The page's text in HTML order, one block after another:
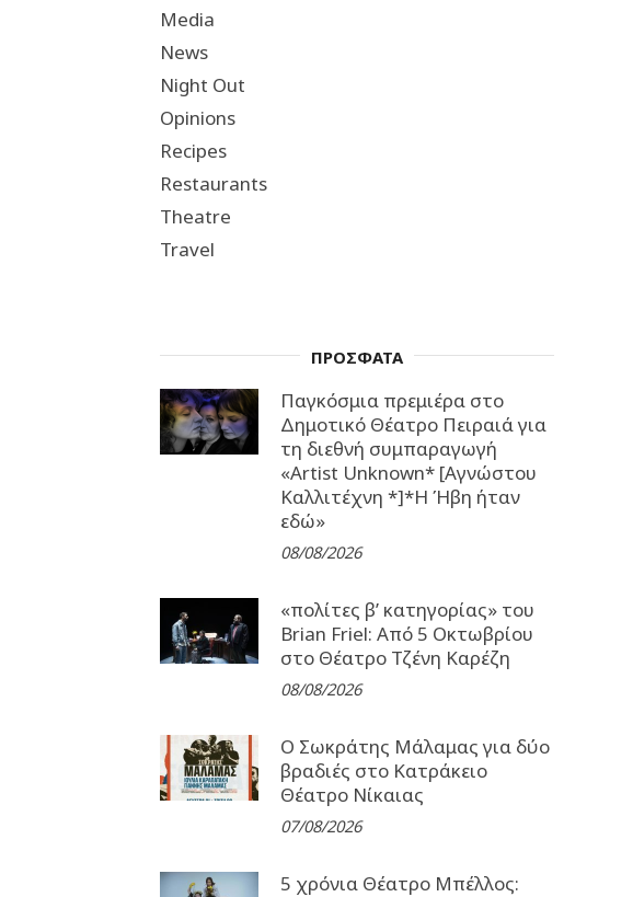
Media
News
Night Out
Opinions
Recipes
Restaurants
Theatre
Travel
ΠΡΟΣΦΑΤΑ
Παγκόσμια πρεμιέρα στο
Δημοτικό Θέατρο Πειραιά για
τη διεθνή συμπαραγωγή
«Artist Unknown* [Αγνώστου
Καλλιτέχνη *]*Η Ήβη ήταν
εδώ»
08/08/2026
«πολίτες β’ κατηγορίας» του
Brian Friel: Από 5 Οκτωβρίου
στο Θέατρο Τζένη Καρέζη
08/08/2026
Ο Σωκράτης Μάλαμας για δύο
βραδιές στο Κατράκειο
Θέατρο Νίκαιας
07/08/2026
5 χρόνια Θέατρο Μπέλλος: